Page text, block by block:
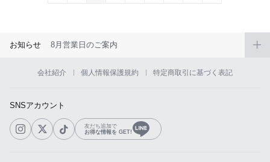
お知らせ 8月営業日のご案内
会社紹介 個人情報保護規約 特定商取引に基づく表記
SNSアカウント
友だち追加で
お得な情報を GET!